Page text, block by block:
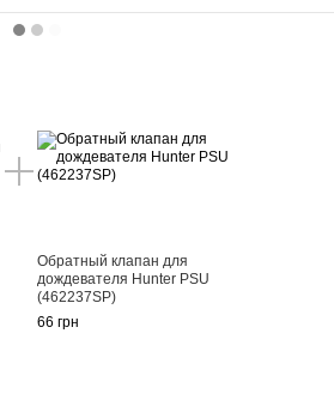
Обратный клапан для
дождевателя Hunter PSU
(462237SP)
66 грн